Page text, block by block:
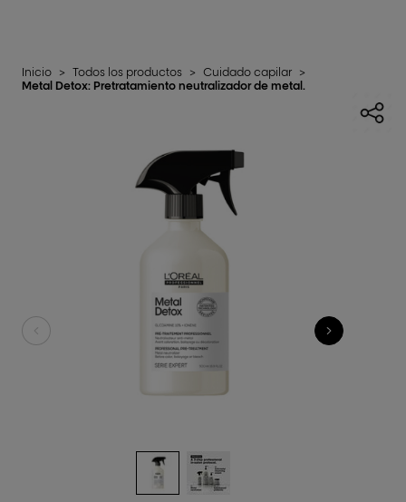
Inicio > Todos los productos > Cuidado capilar >
Metal Detox: Pretratamiento neutralizador de metal.